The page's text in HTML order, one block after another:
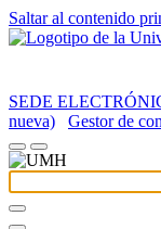
Saltar al contenido
SEDE
nueva)
Gestor de